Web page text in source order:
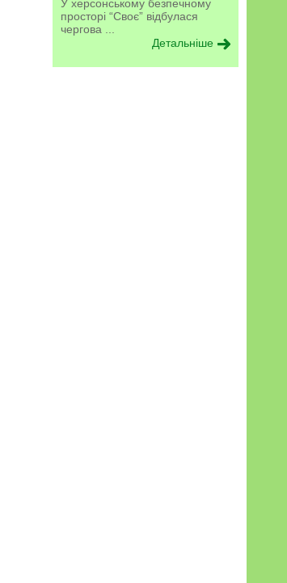
У херсонському безпечному
просторі “Своє” відбулася
чергова ...
Детальніше